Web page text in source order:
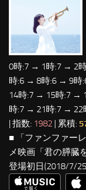
0時:7 → 1時:7 → 2
時:6 → 8時:6 → 9時
14時:7 → 15時:7 →
時:7 → 21時:7 → 22
| 指数: 1982 | 累積:
■ 「ファンファー
メ映画「君の膵臓
登場初日(2018/7/